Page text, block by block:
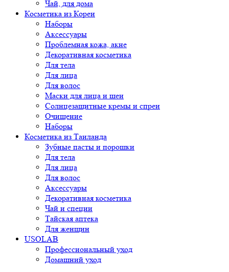
Чай, для дома
Косметика из Кореи
Наборы
Аксессуары
Проблемная кожа, акне
Декоративная косметика
Для тела
Для лица
Для волос
Маски для лица и шеи
Солнцезащитные кремы и спреи
Очищение
Наборы
Косметика из Таиланда
Зубные пасты и порошки
Для тела
Для лица
Для волос
Аксессуары
Декоративная косметика
Чай и специи
Тайская аптека
Для женщин
USOLAB
Профессиональный уход
Домашний уход